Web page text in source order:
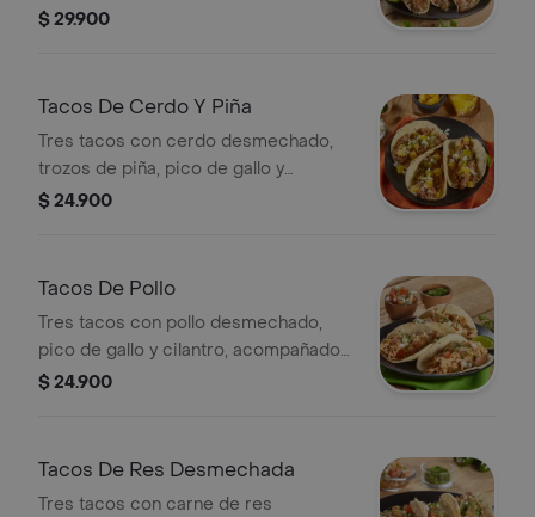
nachos, salsa roja o mayoguacamole y
$ 29.900
Tacos De Cerdo Y Piña
Tres tacos con cerdo desmechado,
trozos de piña, pico de gallo y
cilantro, acompañados con limón.
$ 24.900
Tacos De Pollo
Tres tacos con pollo desmechado,
pico de gallo y cilantro, acompañados
con limón.
$ 24.900
Tacos De Res Desmechada
Tres tacos con carne de res